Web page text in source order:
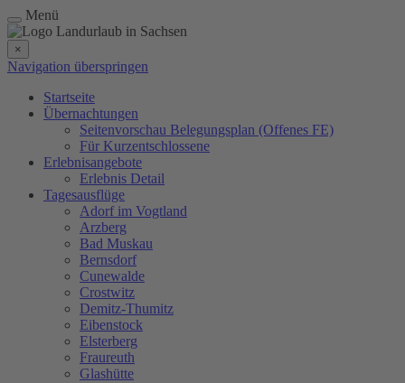
Menü
×
Navigation überspringen
Startseite
Übernachtungen
Seitenvorschau Belegungsplan (Offenes FE)
Für Kurzentschlossene
Erlebnisangebote
Erlebnis Detail
Tagesausflüge
Adorf im Vogtland
Arzberg
Bad Muskau
Bernsdorf
Cunewalde
Crostwitz
Demitz-Thumitz
Eibenstock
Elsterberg
Fraureuth
Glashütte